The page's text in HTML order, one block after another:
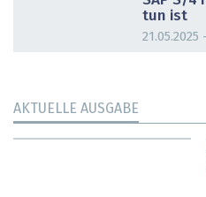
tun ist
AKTUELLE AUSGABE